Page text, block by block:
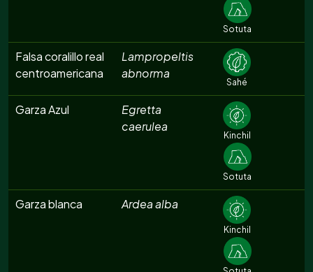
Sotuta
Falsa coralillo real
centroamericana
Lampropeltis
abnorma
Sahé
Garza Azul
Egretta
caerulea
Kinchil
Sotuta
Garza blanca Ardea alba
Kinchil